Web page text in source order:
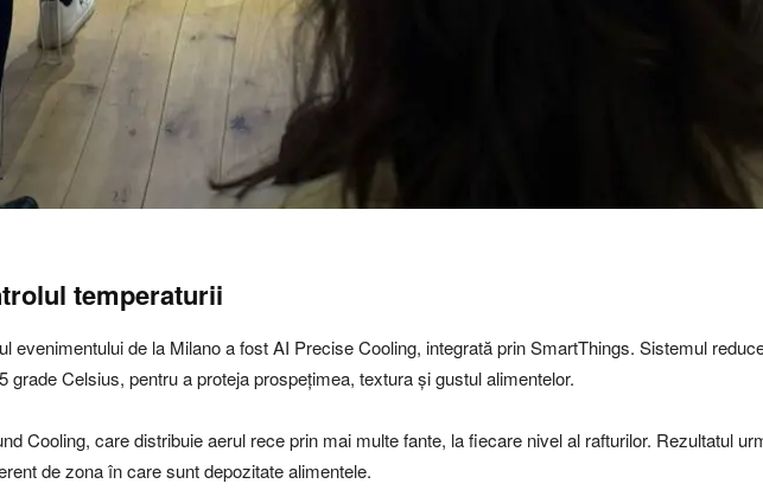
temperaturii
evenimentului de la Milano a fost AI Precise Cooling, integrată prin SmartThings. Sistemul
Celsius, pentru a proteja prospețimea, textura și gustul alimentelor.
Cooling, care distribuie aerul rece prin mai multe fante, la fiecare nivel al rafturilor. Rezultatul
de zona în care sunt depozitate alimentele.